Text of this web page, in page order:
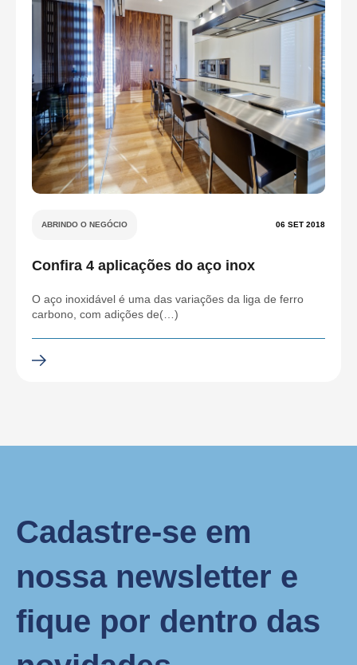
ABRINDO O NEGÓCIO 06 SET 2018
Confira 4 aplicações do aço inox
O aço inoxidável é uma das variações da liga de ferro
carbono, com adições de(…)
Cadastre-se em
nossa newsletter e
fique por dentro das